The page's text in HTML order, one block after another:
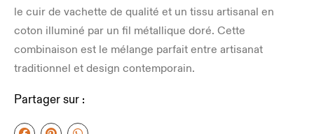
le cuir de vachette de qualité et un tissu artisanal en
coton illuminé par un fil métallique doré. Cette
combinaison est le mélange parfait entre artisanat
traditionnel et design contemporain.
Partager sur :